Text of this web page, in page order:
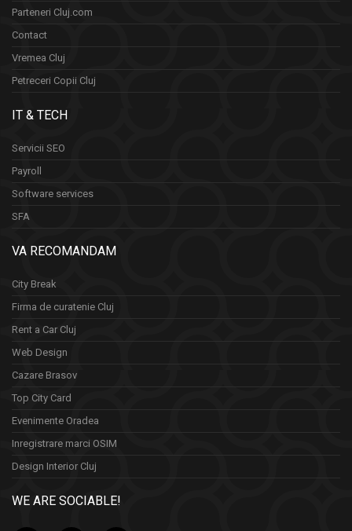
Parteneri Cluj.com
Contact
Vremea Cluj
Petreceri Copii Cluj
IT & TECH
Servicii SEO
Payroll
Software services
SFA
VA RECOMANDAM
City Break
Firma de curatenie Cluj
Rent a Car Cluj
Web Design
Cazare Brasov
Top City Card
Evenimente Oradea
Inregistrare marci OSIM
Design Interior Cluj
WE ARE SOCIABLE!